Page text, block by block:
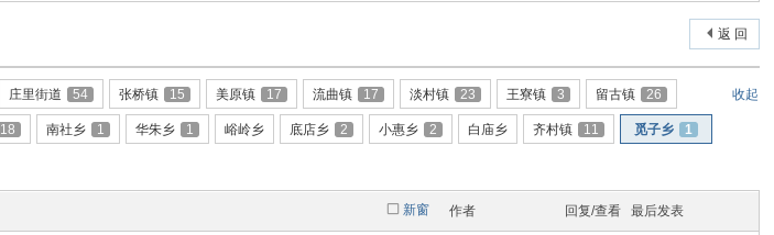
返 回
收起
庄里街道 54 张桥镇 15 美原镇 17 流曲镇 17 淡村镇 23 王寮镇 3 留古镇 26
18 南社乡 1 华朱乡 1 峪岭乡 底店乡 2 小惠乡 2 白庙乡 齐村镇 11 觅子乡 1
新窗 作者 回复/查看 最后发表